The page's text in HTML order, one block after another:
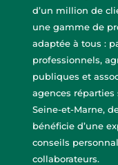
d’un million de
une gamme de
adaptée à tous :
professionnels,
publiques et
agences
Seine-et-Marne,
bénéficie d’une
conseils
collaborateurs.